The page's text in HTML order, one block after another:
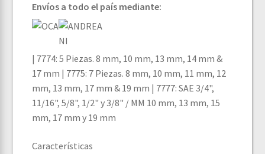
Envíos a todo el país mediante:
| 7774: 5 Piezas. 8 mm, 10 mm, 13 mm, 14 mm &
17 mm | 7775: 7 Piezas. 8 mm, 10 mm, 11 mm, 12
mm, 13 mm, 17 mm & 19 mm | 7777: SAE 3/4",
11/16", 5/8", 1/2" y 3/8" / MM 10 mm, 13 mm, 15
mm, 17 mm y 19 mm
Características